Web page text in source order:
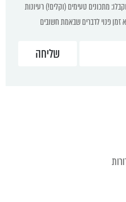
מתכונים טעימים (וקלים!) רעיונות
זמן פנוי לדברים שבאמת חשובים